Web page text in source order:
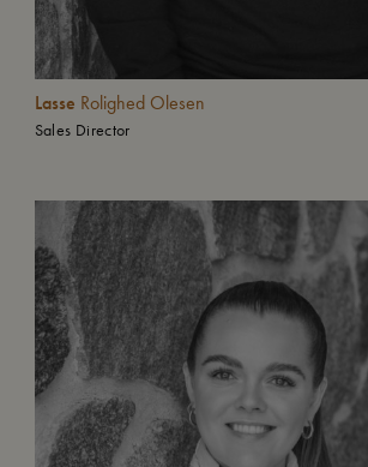
Lasse Rolighed Olesen
Sales Director